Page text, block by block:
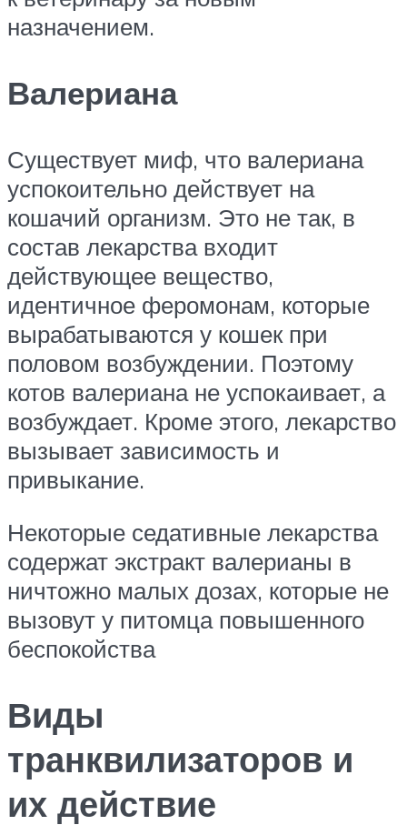
назначением.
Валериана
Существует миф, что валериана
успокоительно действует на
кошачий организм. Это не так, в
состав лекарства входит
действующее вещество,
идентичное феромонам, которые
вырабатываются у кошек при
половом возбуждении. Поэтому
котов валериана не успокаивает, а
возбуждает. Кроме этого, лекарство
вызывает зависимость и
привыкание.
Некоторые седативные лекарства
содержат экстракт валерианы в
ничтожно малых дозах, которые не
вызовут у питомца повышенного
беспокойства
Виды
транквилизаторов и
их действие